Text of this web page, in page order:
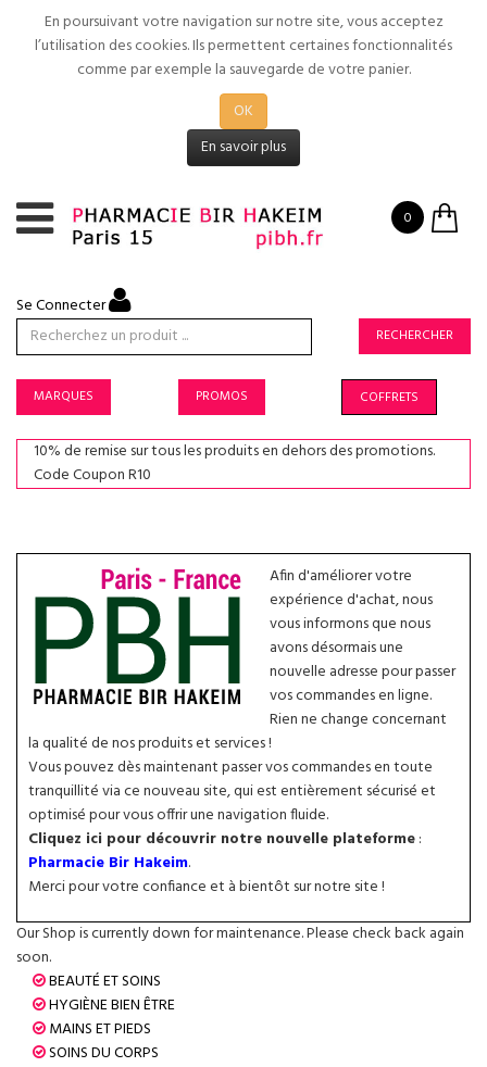
En poursuivant votre navigation sur notre site, vous acceptez
l’utilisation des cookies. Ils permettent certaines fonctionnalités
comme par exemple la sauvegarde de votre panier.
OK
En savoir plus
0
Se Connecter
RECHERCHER
MARQUES PROMOS COFFRETS
10% de remise sur tous les produits en dehors des promotions.
Code Coupon R10
Afin d'améliorer votre
expérience d'achat, nous
vous informons que nous
avons désormais une
nouvelle adresse pour passer
vos commandes en ligne.
Rien ne change concernant
la qualité de nos produits et services !
Vous pouvez dès maintenant passer vos commandes en toute
tranquillité via ce nouveau site, qui est entièrement sécurisé et
optimisé pour vous offrir une navigation fluide.
Cliquez ici pour découvrir notre nouvelle plateforme:
Pharmacie Bir Hakeim.
Merci pour votre confiance et à bientôt sur notre site !
Our Shop is currently down for maintenance. Please check back again
soon.
BEAUTÉ ET SOINS
HYGIÈNE BIEN ÊTRE
MAINS ET PIEDS
SOINS DU CORPS